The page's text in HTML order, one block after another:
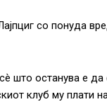
со понуда
што останува е
клуб му плати